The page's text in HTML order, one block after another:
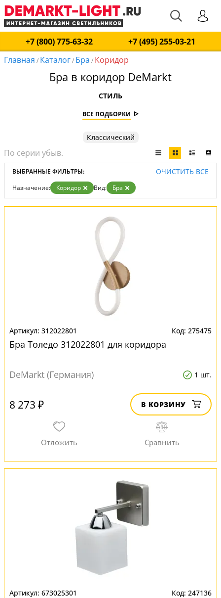
+7 (800) 775-63-32
+7 (495) 255-03-21
Главная / Каталог/ Бра / Коридор
Бра в коридор DeMarkt
СТИЛЬ
ВСЕ ПОДБОРКИ
Классический
ВЫБРАННЫЕ ФИЛЬТРЫ: ОЧИСТИТЬ ВСЕ
Назначение: Коридор Вид: Бра
312022801 275475
Бра Толедо 312022801 для коридора
DeMarkt (Германия) 1 шт.
8 273 ₽ В КОРЗИНУ
673025301 247136